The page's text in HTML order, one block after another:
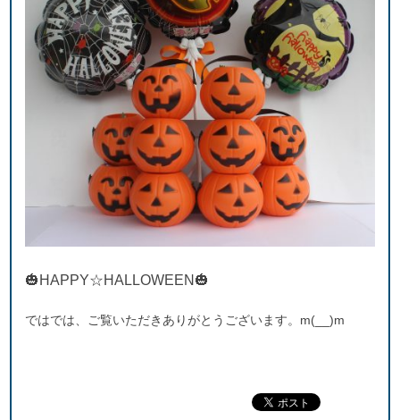
🎃HAPPY☆HALLOWEEN🎃
ではでは、ご覧いただきありがとうございます。m(__)m